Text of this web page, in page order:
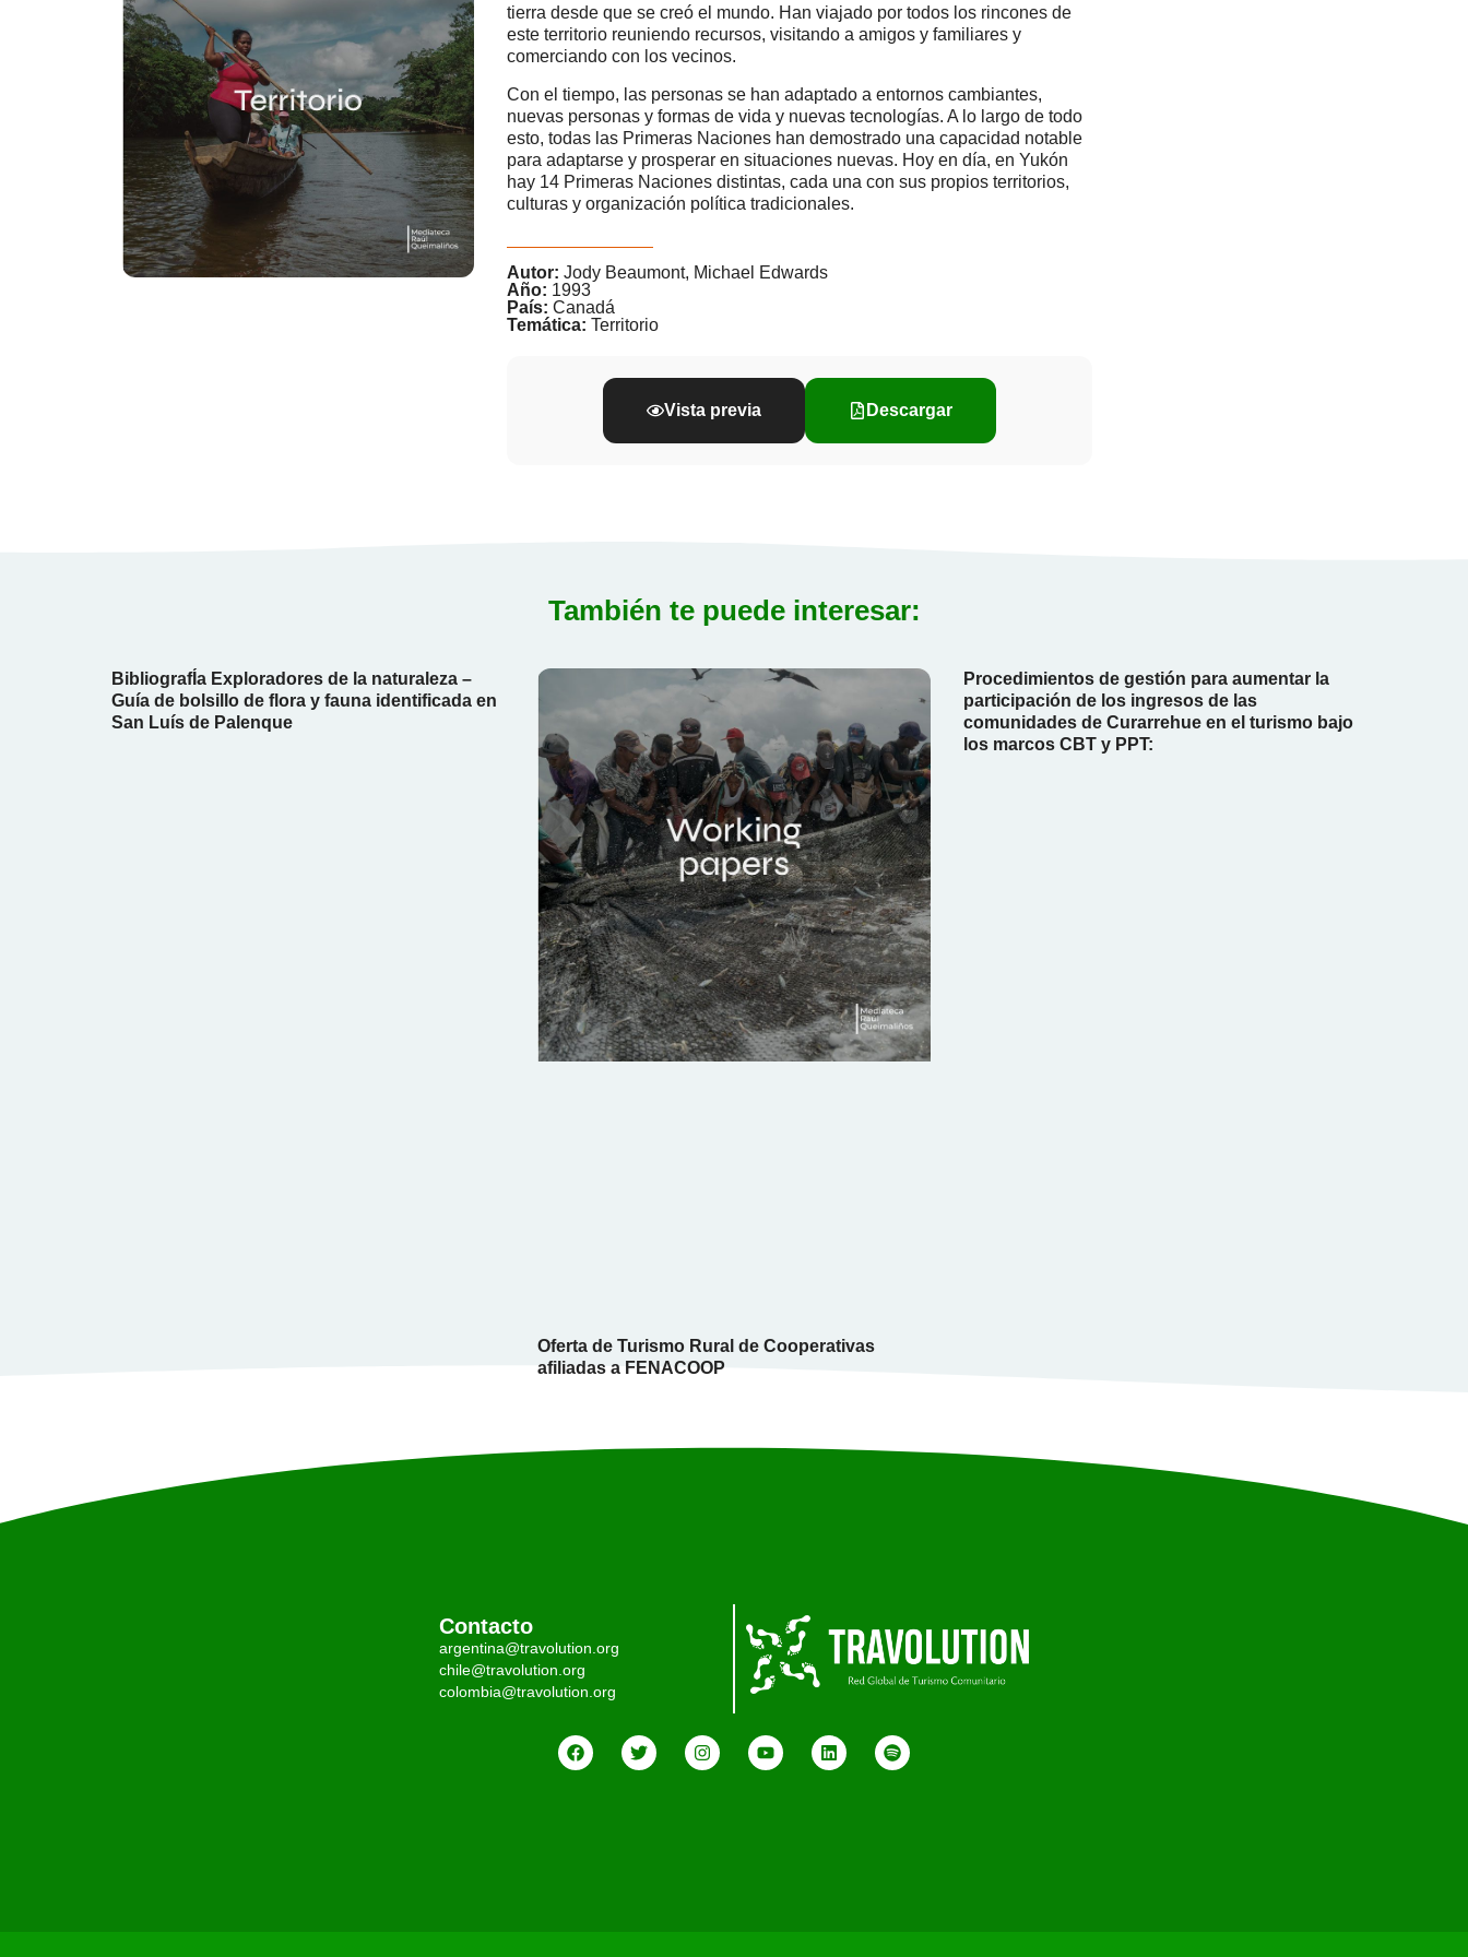
tierra desde que se creó el mundo. Han viajado por todos los rincones de
este territorio reuniendo recursos, visitando a amigos y familiares y
comerciando con los vecinos.
Con el tiempo, las personas se han adaptado a entornos cambiantes,
nuevas personas y formas de vida y nuevas tecnologías. A lo largo de todo
esto, todas las Primeras Naciones han demostrado una capacidad notable
para adaptarse y prosperar en situaciones nuevas. Hoy en día, en Yukón
hay 14 Primeras Naciones distintas, cada una con sus propios territorios,
culturas y organización política tradicionales.
Autor: Jody Beaumont, Michael Edwards
Año: 1993
País: Canadá
Temática: Territorio
Vista previa Descargar
También te puede interesar:
BibliografÍa Exploradores de la naturaleza –
Guía de bolsillo de flora y fauna identificada en
San Luís de Palenque
Oferta de Turismo Rural de Cooperativas
afiliadas a FENACOOP
Procedimientos de gestión para aumentar la
participación de los ingresos de las
comunidades de Curarrehue en el turismo bajo
los marcos CBT y PPT:
Contacto
argentina@travolution.org
chile@travolution.org
colombia@travolution.org